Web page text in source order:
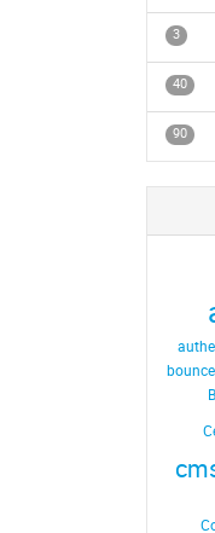
3
40
90